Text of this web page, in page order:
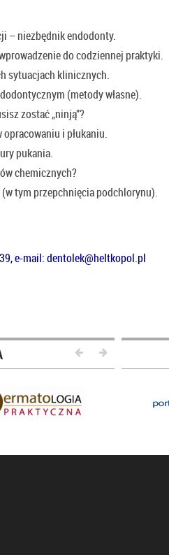
– niezbędnik endodonty.
do codziennej praktyki.
sytuacjach klinicznych.
(metody własne).
zostać „ninją”?
i płukaniu.
pukania.
chemicznych?
tym przepchnięcia podchlorynu).
e-mail:dentolek@heltkopol.pl